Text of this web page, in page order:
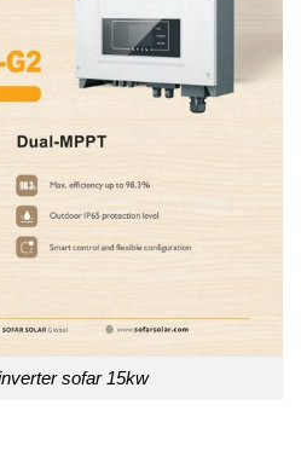
sofar 15kw